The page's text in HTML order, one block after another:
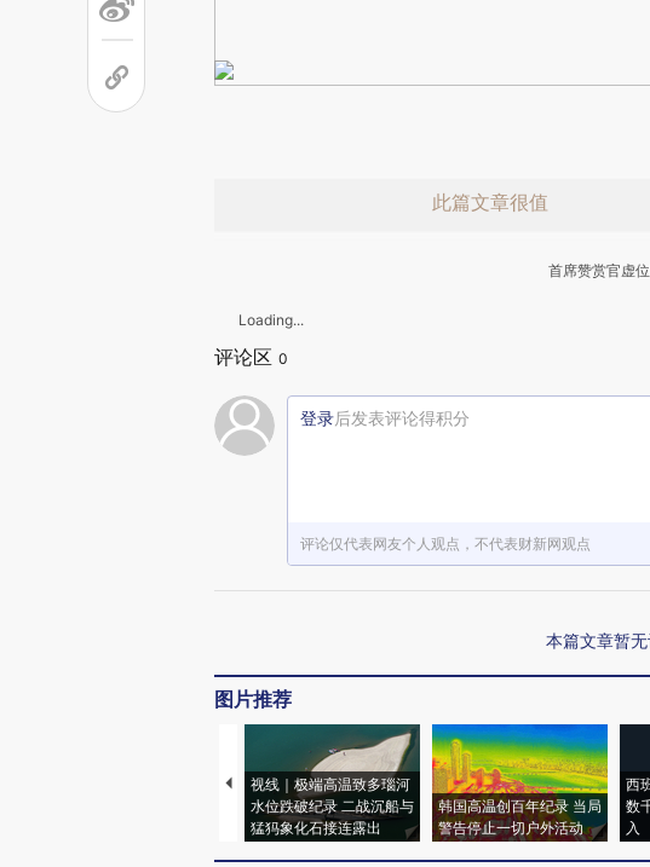
此篇文章很值
首席赞赏官虚
Loading...
评论区 0
登录后发表评论得积分
评论仅代表网友个人观点，不代表财新网观点
本篇文章暂
图片推荐
视线｜极端高温致多瑙河
水位跌破纪录 二战沉船与
猛犸象化石接连露出
韩国高温创百年纪录 当局
警告停止一切户外活动
西
数
入